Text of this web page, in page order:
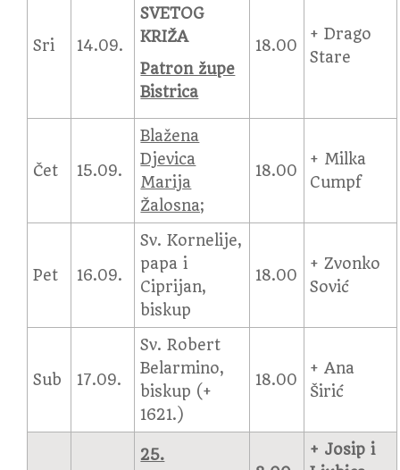
Sri 14.09.
SVETOG
KRIŽA
Patron župe
Bistrica
18.00
+ Drago
Stare
Čet 15.09.
Blažena
Djevica
Marija
Žalosna;
18.00
+ Milka
Cumpf
Pet 16.09.
Sv. Kornelije,
papa i
Ciprijan,
biskup
18.00
+ Zvonko
Sović
Sub 17.09.
Sv. Robert
Belarmino,
biskup (+
1621.)
18.00
+ Ana
Širić
25.
+ Josip i